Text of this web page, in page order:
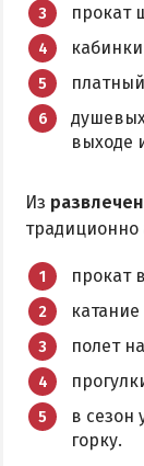
прокат
выходе
Из
традиционно
прокат
полет
в сезон
горку.